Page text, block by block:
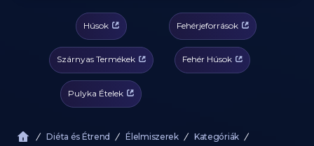
Húsok Fehérjeforrások
Szárnyas Termékek Fehér Húsok
Pulyka Ételek
Diéta és Étrend Élelmiszerek Kategóriák